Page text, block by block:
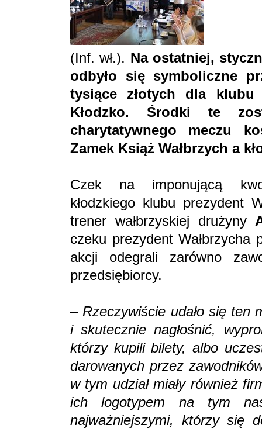
(Inf. wł.). Na ostatniej,
odbyło się symboliczne
tysiące złotych dla klubu
Kłodzko. Środki te
charytatywnego meczu
Zamek Książ Wałbrzych a
Czek na imponującą
kłodzkiego klubu prezydent
trener wałbrzyskiej drużyny
czeku prezydent Wałbrzycha
akcji odegrali zarówno
przedsiębiorcy.
– Rzeczywiście udało się ten
i skutecznie nagłośnić,
którzy kupili bilety, albo
darowanych przez
w tym udział miały również
ich logotypem na tym
najważniejszymi, którzy się